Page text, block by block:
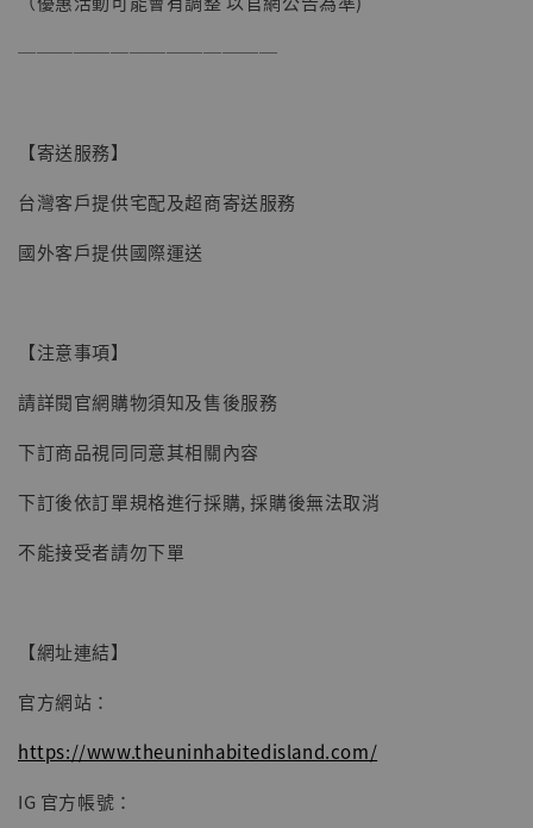
──────────────
【寄送服務】
台灣客戶提供宅配及超商寄送服務
國外客戶提供國際運送
【注意事項】
請詳閱官網購物須知及售後服務
下訂商品視同同意其相關內容
下訂後依訂單規格進行採購, 採購後無法取消
不能接受者請勿下單
【網址連結】
官方網站：
https://www.theuninhabitedisland.com/
IG 官方帳號：